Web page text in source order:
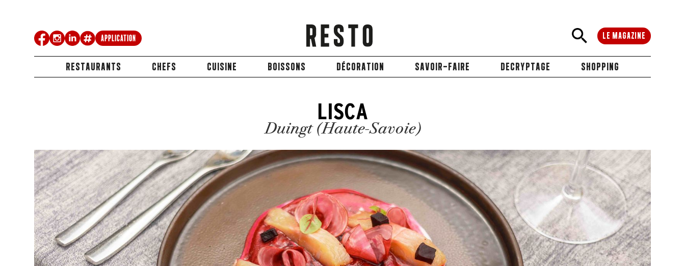
Application LE MAGAZINE
RESTAURANTS CHEFS CUISINE BOISSONS DÉCORATION SAVOIR-FAIRE DECRYPTAGE SHOPPING
LISCA
Duingt (Haute-Savoie)